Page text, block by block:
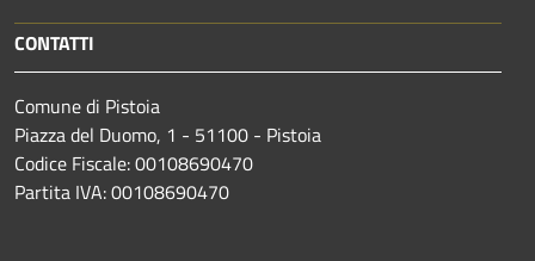
CONTATTI
Comune di Pistoia
Piazza del Duomo, 1 - 51100 - Pistoia
Codice Fiscale: 00108690470
Partita IVA: 00108690470